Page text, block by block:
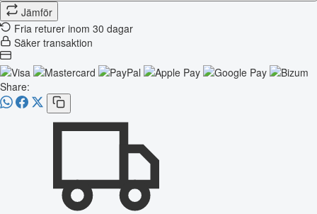
Jämför
Fria returer inom 30 dagar
Säker transaktion
Share: